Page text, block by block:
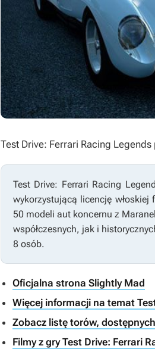
Test Drive: Ferrari Racing Legends
Test Drive: Ferrari Racing
wykorzystującą licencję
50 modeli aut koncernu z
współczesnych, jak i
8 osób.
Oficjalna strona Slightly Mad
Więcej informacji na temat
Zobacz listę torów,
Filmy z gry Test Drive: Ferrari